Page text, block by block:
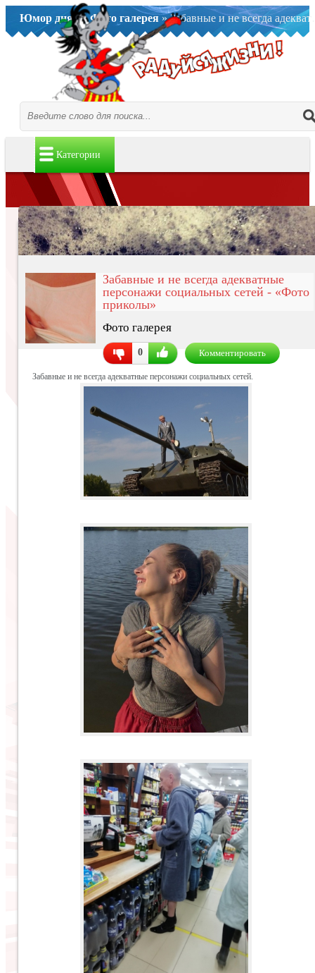
Юмор дня..»Фото галерея» Забавные и не всегда адекватные персонажи социальных сетей - «Фото приколы»
Категории
Забавные и не всегда адекватные
персонажи социальных сетей - «Фото
приколы»
Фото галерея
0 Комментировать
Забавные и не всегда адекватные персонажи социальных сетей.